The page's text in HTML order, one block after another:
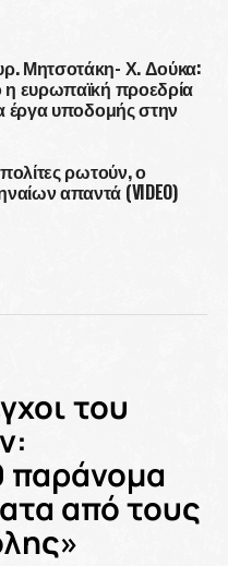
Μητσοτάκη- Χ. Δούκα:
η ευρωπαϊκή προεδρία
έργα υποδομής στην
ρωτούν, ο
απαντά (VIDEO)
του
από τους